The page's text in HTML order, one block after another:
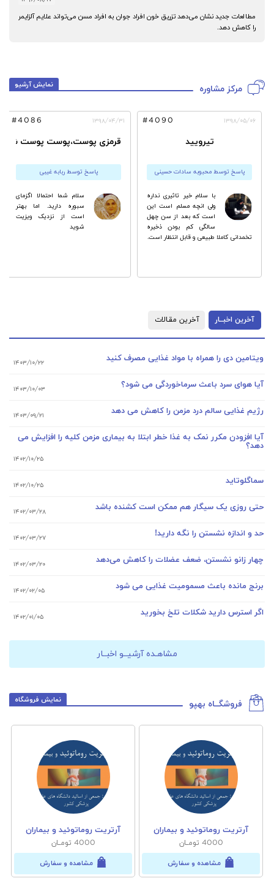
مطالعات جدید نشان می‌دهد تزریق خون افراد جوان به افراد مسن می‌تواند علایم آلزایمر
را کاهش دهد.
مرکز مشاوره نمایش آرشیو
تیرویید
پاسخ توسط محبوبه سادات حسینی
۱۳۹۸/۰۵/۰۶ #4090
با سلام خیر تاثیری نداره
ولی انچه مسلم است این
است که بعد از سن چهل
سالگی کم بودن ذخیره
تخمدانی کاملا طبیعی و قابل انتظار است.
قرمزی پوست،پوست پوست
پاسخ توسط ربابه غیبی
۱۳۹۸/۰۴/۳۱ #4086
سلام شما احتمالا اگزماى
سبوره دارید. اما بهتر
است از نزدیک ویزیت
شوید
آخرین اخبــار آخرین مقـالات
ویتامین دی را همراه با مواد غذایی مصرف کنید ۱۴۰۳/۱۰/۲۲
آیا هوای سرد باعث سرماخوردگی می شود؟ ۱۴۰۳/۱۰/۰۳
رژیم غذایی سالم درد مزمن را کاهش می دهد ۱۴۰۳/۰۹/۲۱
آیا افزودن مکرر نمک به غذا خطر ابتلا به بیماری مزمن کلیه را افزایش می
دهد؟
۱۴۰۲/۱۰/۲۵
سماگلوتاید ۱۴۰۲/۱۰/۲۵
حتی روزی یک سیگار هم ممکن است کشنده باشد ۱۴۰۲/۰۳/۲۸
حد و اندازه نشستن را نگه دارید! ۱۴۰۲/۰۳/۲۷
چهار زانو نشستن، ضعف عضلات را کاهش می‌دهد ۱۴۰۲/۰۳/۲۰
برنج مانده باعث مسمومیت غذایی می شود ۱۴۰۲/۰۲/۰۵
اگر استرس دارید شکلات تلخ بخورید ۱۴۰۲/۰۱/۰۵
مشاهـده آرشیــو اخبــار
فروشگــاه بهپو نمایش فروشگاه
آرتریت روماتوئید و بیماران
4000 تومــان
مشاهده و سفارش
آرتریت روماتوئید و بیماران
4000 تومــان
مشاهده و سفارش